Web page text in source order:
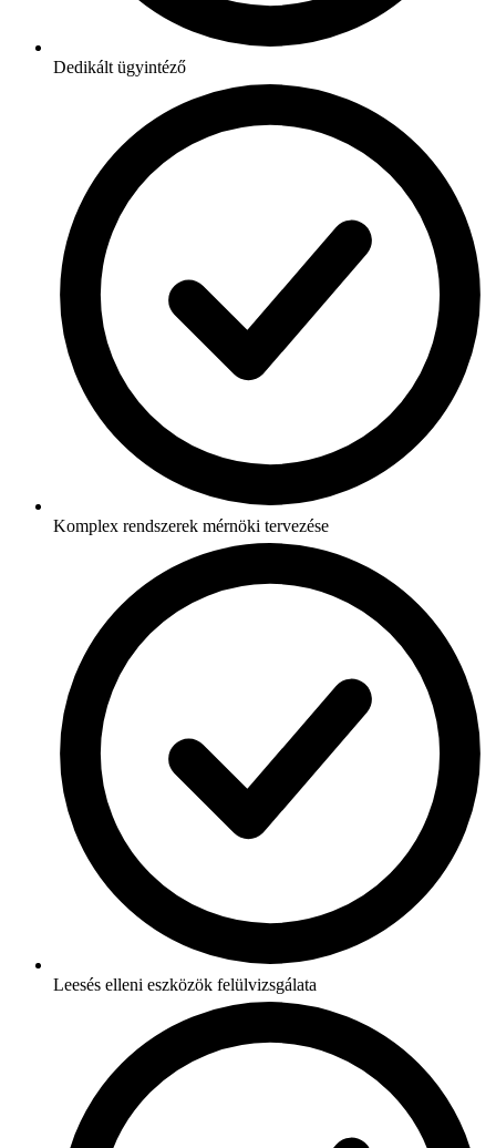
Dedikált ügyintéző
Komplex rendszerek mérnöki tervezése
Leesés elleni eszközök felülvizsgálata